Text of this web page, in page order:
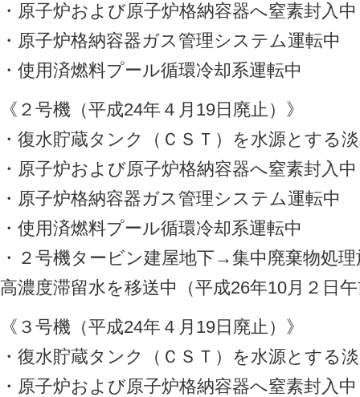
・原子炉および原子炉格納容器へ窒素封入中
・原子炉格納容器ガス管理システム運転中
・使用済燃料プール循環冷却系運転中
《２号機（平成24年４月19日廃止）》
・復水貯蔵タンク（ＣＳＴ）を水源とする
・原子炉および原子炉格納容器へ窒素封入中
・原子炉格納容器ガス管理システム運転中
・使用済燃料プール循環冷却系運転中
・２号機タービン建屋地下→集中廃棄物処
高濃度滞留水を移送中（平成26年10月２日
《３号機（平成24年４月19日廃止）》
・復水貯蔵タンク（ＣＳＴ）を水源とする
・原子炉および原子炉格納容器へ窒素封入中